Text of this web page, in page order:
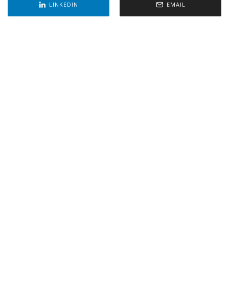
LINKEDIN EMAIL